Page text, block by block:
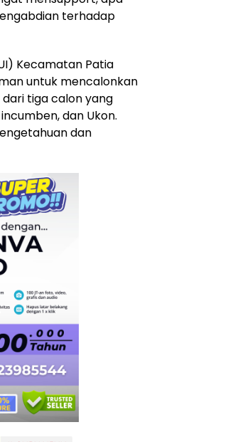
terhadap
Kecamatan Patia
untuk mencalonkan
dari tiga calon yang
dan Ukon.
dan